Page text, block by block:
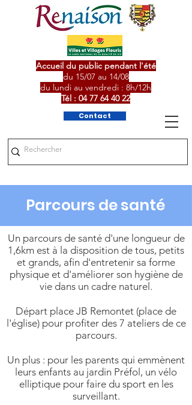
Contact
Accueil du public pendant l'été
du 15/07 au 14/08
du lundi au vendredi : 8h/12h
Tél : 04 77 64 40 22
Parcours de santé
Un parcours de santé d'une longueur de
1,6km est à la disposition de tous, petits
et grands, afin d'entretenir sa forme
physique et d'améliorer son hygiène de
vie dans un cadre naturel.
Départ place JB Remontet (place de
l'église) pour profiter des 7 ateliers de ce
parcours.
Un plus : pour les parents qui emmènent
leurs enfants au jardin Préfol, un vélo
elliptique pour faire du sport en les
surveillant.